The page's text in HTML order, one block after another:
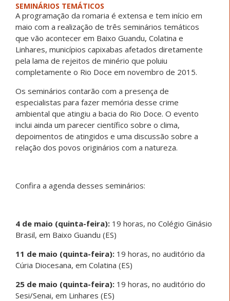
SEMINÁRIOS TEMÁTICOS
A programação da romaria é extensa e tem início em
maio com a realização de três seminários temáticos
que vão acontecer em Baixo Guandu, Colatina e
Linhares, municípios capixabas afetados diretamente
pela lama de rejeitos de minério que poluiu
completamente o Rio Doce em novembro de 2015.
Os seminários contarão com a presença de
especialistas para fazer memória desse crime
ambiental que atingiu a bacia do Rio Doce. O evento
inclui ainda um parecer científico sobre o clima,
depoimentos de atingidos e uma discussão sobre a
relação dos povos originários com a natureza.
Confira a agenda desses seminários:
4 de maio (quinta-feira): 19 horas, no Colégio Ginásio
Brasil, em Baixo Guandu (ES)
11 de maio (quinta-feira): 19 horas, no auditório da
Cúria Diocesana, em Colatina (ES)
25 de maio (quinta-feira): 19 horas, no auditório do
Sesi/Senai, em Linhares (ES)